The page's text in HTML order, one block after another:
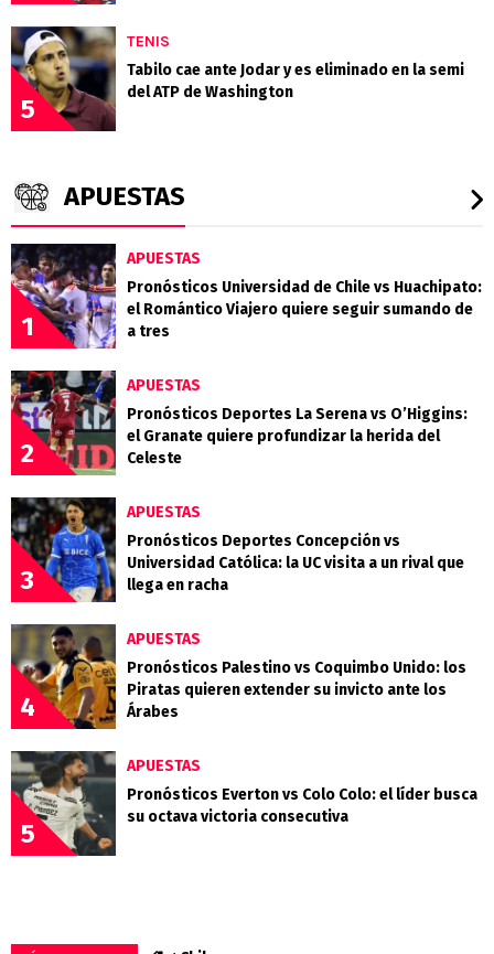
5
TENIS
Tabilo cae ante Jodar y es eliminado en la semi
del ATP de Washington
APUESTAS
1
APUESTAS
Pronósticos Universidad de Chile vs Huachipato:
el Romántico Viajero quiere seguir sumando de
a tres
2
APUESTAS
Pronósticos Deportes La Serena vs O’Higgins:
el Granate quiere profundizar la herida del
Celeste
3
APUESTAS
Pronósticos Deportes Concepción vs
Universidad Católica: la UC visita a un rival que
llega en racha
4
APUESTAS
Pronósticos Palestino vs Coquimbo Unido: los
Piratas quieren extender su invicto ante los
Árabes
5
APUESTAS
Pronósticos Everton vs Colo Colo: el líder busca
su octava victoria consecutiva